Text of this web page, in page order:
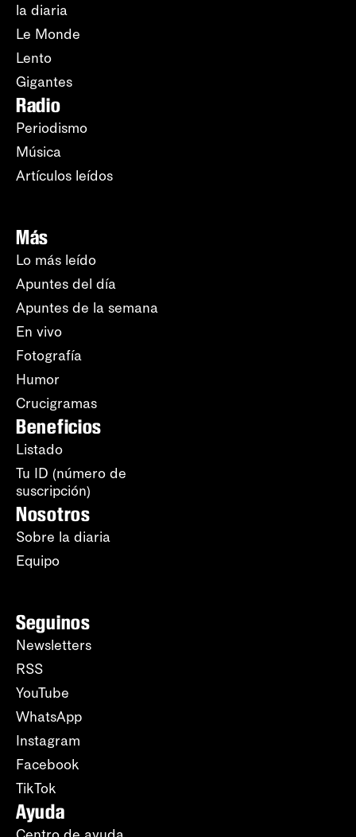
la diaria
Le Monde
Lento
Gigantes
Radio
Periodismo
Música
Artículos leídos
Más
Lo más leído
Apuntes del día
Apuntes de la semana
En vivo
Fotografía
Humor
Crucigramas
Beneficios
Listado
Tu ID (número de
suscripción)
Nosotros
Sobre la diaria
Equipo
Seguinos
Newsletters
RSS
YouTube
WhatsApp
Instagram
Facebook
TikTok
Ayuda